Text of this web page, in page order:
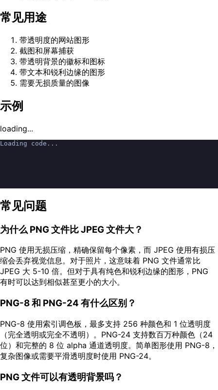
常见用途
带透明度的网站图形
截图和屏幕捕获
带透明背景的徽标和图标
带文本和锐利边缘的图形
需要无损质量的图像
示例
loading...
Loading code...
常见问题
为什么 PNG 文件比 JPEG 文件大？
PNG 使用无损压缩，精确保留每个像素，而 JPEG 使用有损压
缩会丢弃视觉信息。对于照片，这意味着 PNG 文件通常比
JPEG 大 5-10 倍。但对于具有纯色和锐利边缘的图形，PNG
有时可以达到相似甚至更小的大小。
PNG-8 和 PNG-24 有什么区别？
PNG-8 使用索引调色板，最多支持 256 种颜色和 1 位透明度
（完全透明或完全不透明）。PNG-24 支持数百万种颜色（24
位）和完整的 8 位 alpha 通道透明度。简单图形使用 PNG-8，
复杂图像或需要平滑透明度时使用 PNG-24。
PNG 文件可以有透明背景吗？